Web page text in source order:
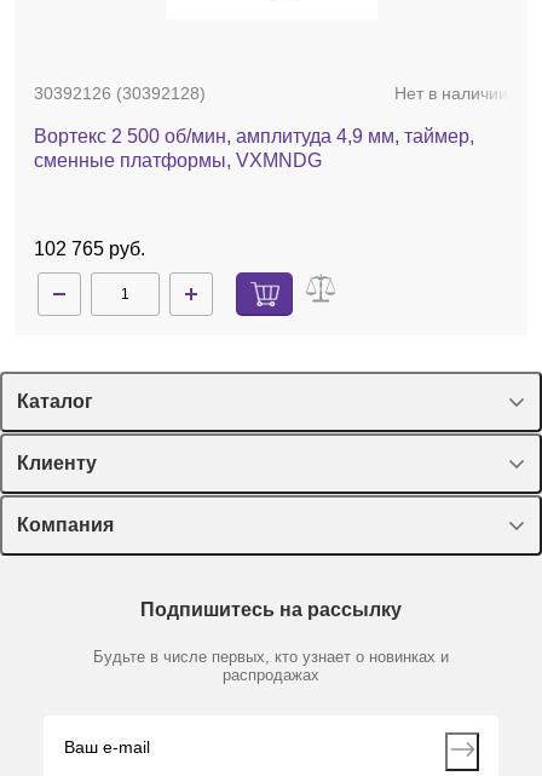
30392126 (30392128) Нет в наличии
Вортекс 2 500 об/мин, амплитуда 4,9 мм, таймер,
сменные платформы, VXMNDG
102 765 руб.
Каталог
Спецпредложения
Оборудование, приборы
Пластик, стекло, принадлежности
Химические реактивы, препараты, наборы
Производители
Клиенту
Лекторий Диаэм
Доставка и оплата
Мобильное приложение
Компания
Партнеры
Контакты
Подпишитесь на рассылку
Будьте в числе первых, кто узнает о новинках и
распродажах